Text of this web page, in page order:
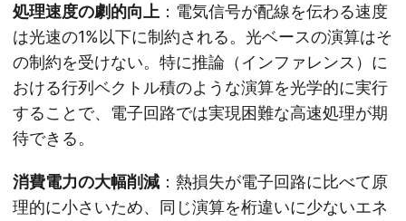
処理速度の劇的向上 ：電気信号が配線を伝わる速度
は光速の1%以下に制約される。光ベースの演算はそ
の制約を受けない。特に推論（インファレンス）に
おける行列ベクトル積のような演算を光学的に実行
することで、電子回路では実現困難な高速処理が期
待できる。
消費電力の大幅削減 ：熱損失が電子回路に比べて原
理的に小さいため、同じ演算を桁違いに少ないエネ